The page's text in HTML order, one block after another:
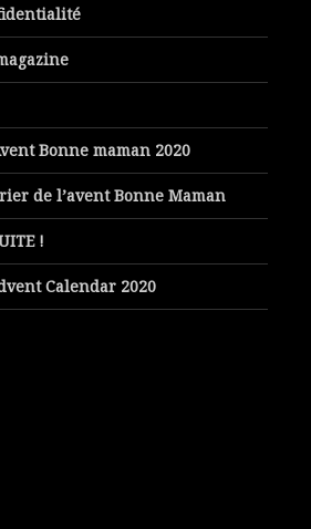
Bonne maman 2020
de l’avent Bonne Maman
!
Calendar 2020